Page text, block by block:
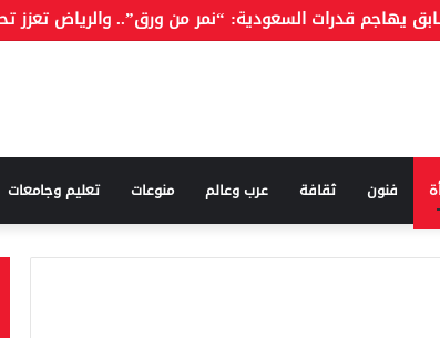
فنون ثقافة عرب وعالم منوعات تعليم وجامعات